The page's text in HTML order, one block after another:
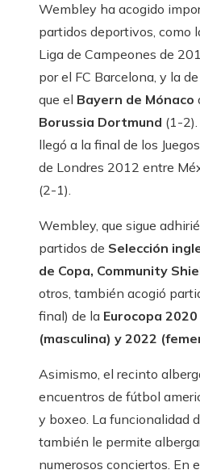
Wembley ha acogido
partidos deportivos, como
Liga de Campeones de
por el FC Barcelona, ​​y la
que el Bayern de Mónaco
Borussia Dortmund (1-
llegó a la final de los
de Londres 2012 entre
(2-1).
Wembley, que sigue
partidos de Selección
de Copa, Community
otros, también acogió
final) de la Eurocopa 2020
(masculina) y 2022
Asimismo, el recinto
encuentros de fútbol
y boxeo. La funcionalidad
también le permite
numerosos conciertos. En